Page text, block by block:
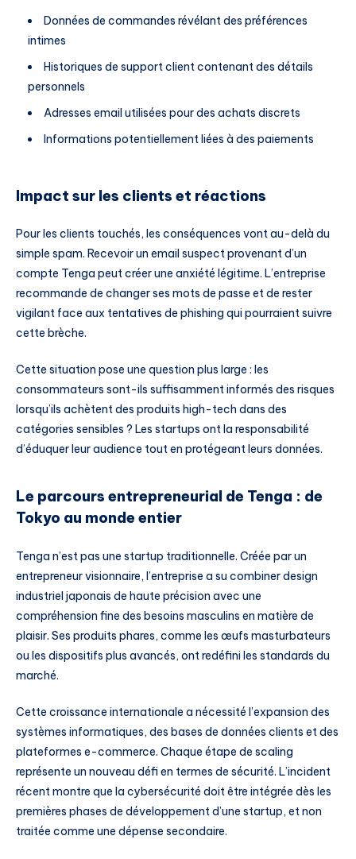
Données de commandes révélant des préférences
intimes
Historiques de support client contenant des détails
personnels
Adresses email utilisées pour des achats discrets
Informations potentiellement liées à des paiements
Impact sur les clients et réactions
Pour les clients touchés, les conséquences vont au-delà du
simple spam. Recevoir un email suspect provenant d’un
compte Tenga peut créer une anxiété légitime. L’entreprise
recommande de changer ses mots de passe et de rester
vigilant face aux tentatives de phishing qui pourraient suivre
cette brèche.
Cette situation pose une question plus large : les
consommateurs sont-ils suffisamment informés des risques
lorsqu’ils achètent des produits high-tech dans des
catégories sensibles ? Les startups ont la responsabilité
d’éduquer leur audience tout en protégeant leurs données.
Le parcours entrepreneurial de Tenga : de
Tokyo au monde entier
Tenga n’est pas une startup traditionnelle. Créée par un
entrepreneur visionnaire, l’entreprise a su combiner design
industriel japonais de haute précision avec une
compréhension fine des besoins masculins en matière de
plaisir. Ses produits phares, comme les œufs masturbateurs
ou les dispositifs plus avancés, ont redéfini les standards du
marché.
Cette croissance internationale a nécessité l’expansion des
systèmes informatiques, des bases de données clients et des
plateformes e-commerce. Chaque étape de scaling
représente un nouveau défi en termes de sécurité. L’incident
récent montre que la cybersécurité doit être intégrée dès les
premières phases de développement d’une startup, et non
traitée comme une dépense secondaire.